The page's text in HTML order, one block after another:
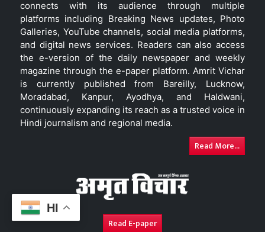
HI
connects with its audience through multiple
platforms including Breaking News updates, Photo
Galleries, YouTube channels, social media platforms,
and digital news services. Readers can also access
the e-version of the daily newspaper and weekly
magazine through the e-paper platform. Amrit Vichar
is currently published from Bareilly, Lucknow,
Moradabad, Kanpur, Ayodhya, and Haldwani,
continuously expanding its reach as a trusted voice in
Hindi journalism and regional media.
Read More...
Read E-paper